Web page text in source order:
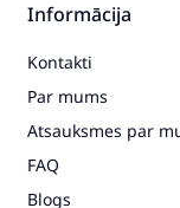
Informācija
Kontakti
Par mums
Atsauksmes par
FAQ
Blogs